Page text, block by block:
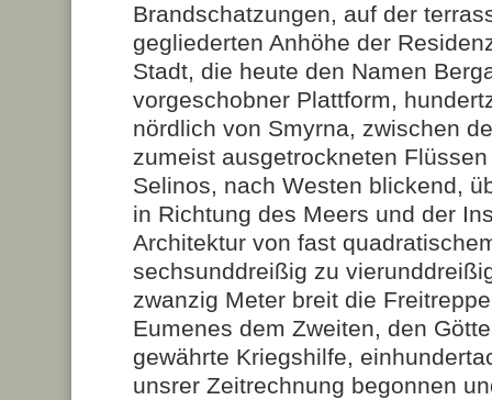
Brandschatzungen, auf der
gegliederten Anhöhe der
Stadt, die heute den Namen
vorgeschobner Plattform,
nördlich von Smyrna, zwischen
zumeist ausgetrockneten
Selinos, nach Westen blickend,
in Richtung des Meers und der
Architektur von fast
sechsunddreißig zu
zwanzig Meter breit die
Eumenes dem Zweiten, den
gewährte Kriegshilfe,
unsrer Zeitrechnung begonnen